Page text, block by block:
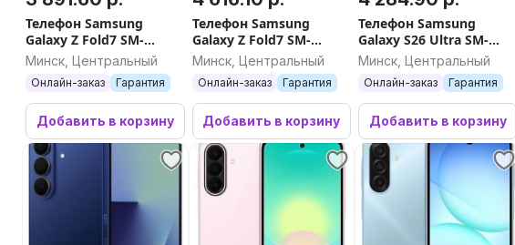
Телефон Samsung
Galaxy Z Fold7 SM-
F966B/DS 12GB/256GB
(серебристый)
Минск, Центральный
Онлайн-заказ Гарантия
Добавить в корзину
Телефон Samsung
Galaxy Z Fold7 SM-
F966B/DS 12GB/512GB
(черный)
Минск, Центральный
Онлайн-заказ Гарантия
Добавить в корзину
Телефон Samsung
Galaxy S26 Ultra SM-
S948B 16GB/1TB
(серебристый)
Минск, Центральный
Онлайн-заказ Гарантия
Добавить в корзину